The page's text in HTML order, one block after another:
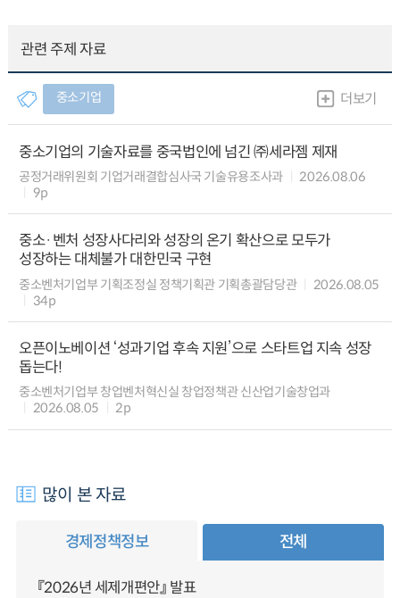
관련 주제 자료
중소기업 더보기
중소기업의 기술자료를 중국법인에 넘긴 ㈜세라젬 제재
공정거래위원회 기업거래결합심사국 기술유용조사과
2026.08.06
9p
중소·벤처 성장사다리와 성장의 온기 확산으로 모두가
성장하는 대체불가 대한민국 구현
중소벤처기업부 기획조정실 정책기획관 기획총괄담당관
2026.08.05
34p
오픈이노베이션 ‘성과기업 후속 지원’으로 스타트업 지속 성장
돕는다!
중소벤처기업부 창업벤처혁신실 창업정책관 신산업기술창업과
2026.08.05
2p
많이 본 자료
경제정책정보 전체
『2026년 세제개편안』 발표